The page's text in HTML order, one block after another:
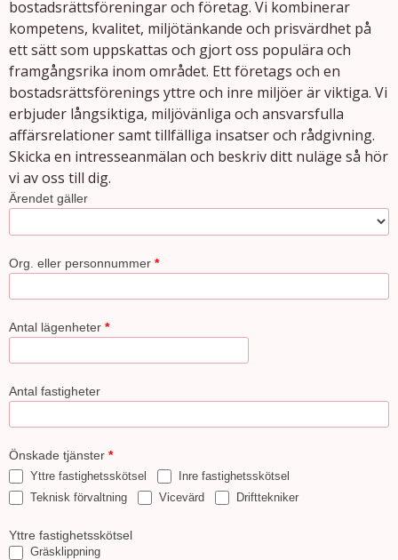
bostadsrättsföreningar och företag. Vi kombinerar
kompetens, kvalitet, miljötänkande och prisvärdhet på
ett sätt som uppskattas och gjort oss populära och
framgångsrika inom området. Ett företags och en
bostadsrättsförenings yttre och inre miljöer är viktiga. Vi
erbjuder långsiktiga, miljövänliga och ansvarsfulla
affärsrelationer samt tillfälliga insatser och rådgivning.
Skicka en intresseanmälan och beskriv ditt nuläge så hör
vi av oss till dig.
Ärendet gäller
Org. eller personnummer *
Antal lägenheter *
Antal fastigheter
Önskade tjänster *
Yttre fastighetsskötsel
Inre fastighetsskötsel
Teknisk förvaltning
Vicevärd Drifttekniker
Yttre fastighetsskötsel
Gräsklippning